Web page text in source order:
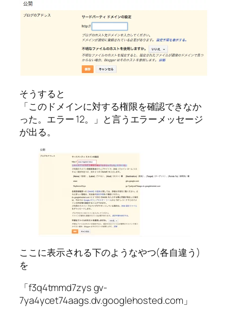
そうすると
「このドメインに対する権限を確認できなか
った。エラー 12。」と言うエラーメッセージ
が出る。
ここに表示される下のようなやつ(各自違う)
を
「f3q4tmmd7zys gv-
7ya4ycet74aags.dv.googlehosted.com」